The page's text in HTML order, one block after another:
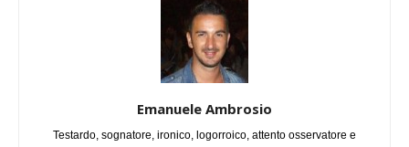
Emanuele Ambrosio
Testardo, sognatore, ironico, logorroico, attento osservatore e